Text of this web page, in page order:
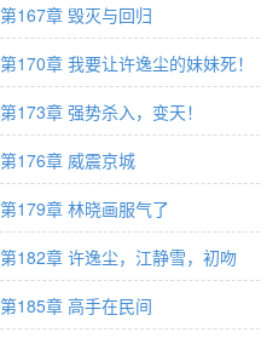
第167章 毁灭与回归
第170章 我要让许逸尘的妹妹死！
第173章 强势杀入，变天！
第176章 威震京城
第179章 林晓画服气了
第182章 许逸尘，江静雪，初吻
第185章 高手在民间